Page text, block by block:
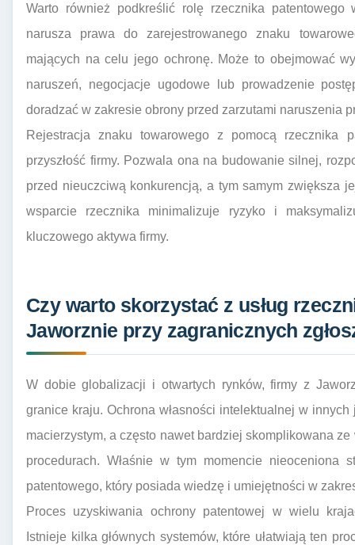
Warto również podkreślić rolę rzecznika
narusza prawa do zarejestrowanego znaku
mających na celu jego ochronę. Może to obejmować
naruszeń, negocjacje ugodowe lub prowadzenie
doradzać w zakresie obrony przed zarzutami naruszenia
Rejestracja znaku towarowego z pomocą rzecznika
przyszłość firmy. Pozwala ona na budowanie silnej,
przed nieuczciwą konkurencją, a tym samym zwiększa
wsparcie rzecznika minimalizuje ryzyko i
kluczowego aktywa firmy.
Czy warto skorzystać z usług
Jaworznie przy zagranicznych
W dobie globalizacji i otwartych rynków, firmy z
granice kraju. Ochrona własności intelektualnej w
macierzystym, a często nawet bardziej skomplikowana
procedurach. Właśnie w tym momencie nieoceniona
patentowego, który posiada wiedzę i umiejętności w
Proces uzyskiwania ochrony patentowej w wielu
Istnieje kilka głównych systemów, które ułatwiają ten